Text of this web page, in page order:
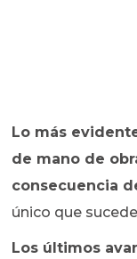
Lo más
de mano de
consecuencia
único que
Los últimos